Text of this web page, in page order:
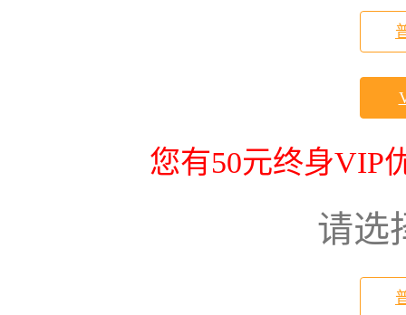
您有50元终身VIP
请选